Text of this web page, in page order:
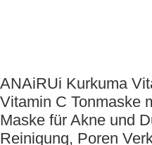
ANAiRUi Kurkuma
Vitamin C Tonmaske
Maske für Akne und
Reinigung, Poren